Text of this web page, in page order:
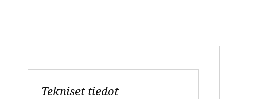
Tekniset tiedot